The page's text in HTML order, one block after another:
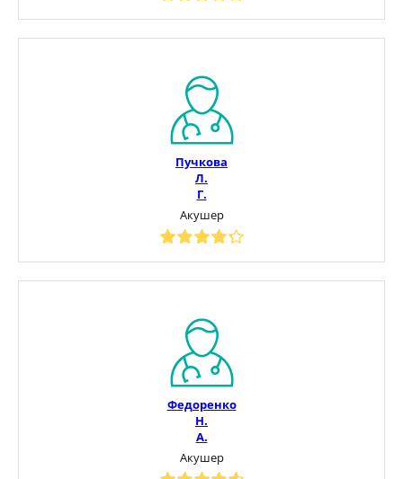
Пучкова
Л.
Г.
Акушер
Федоренко
Н.
А.
Акушер